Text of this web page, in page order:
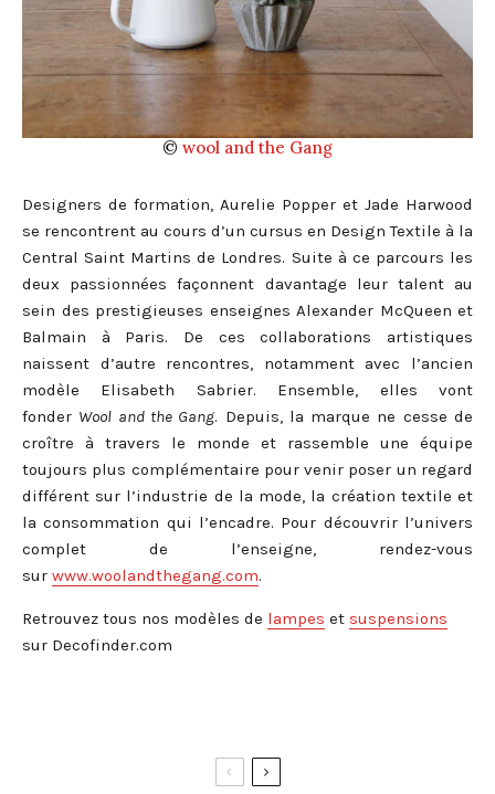
© wool and the Gang
Designers de formation, Aurelie Popper et Jade Harwood
se rencontrent au cours d’un cursus en Design Textile à la
Central Saint Martins de Londres. Suite à ce parcours les
deux passionnées façonnent davantage leur talent au
sein des prestigieuses enseignes Alexander McQueen et
Balmain à Paris. De ces collaborations artistiques
naissent d’autre rencontres, notamment avec l’ancien
modèle Elisabeth Sabrier. Ensemble, elles vont
fonder Wool and the Gang. Depuis, la marque ne cesse de
croître à travers le monde et rassemble une équipe
toujours plus complémentaire pour venir poser un regard
différent sur l’industrie de la mode, la création textile et
la consommation qui l’encadre. Pour découvrir l’univers
complet de l’enseigne, rendez-vous
sur www.woolandthegang.com.
Retrouvez tous nos modèles de lampes et suspensions
sur Decofinder.com